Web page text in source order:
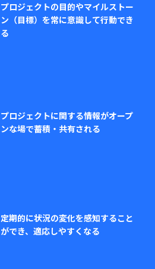
プロジェクトの目的やマイルストー
ン（目標）を常に意識して行動でき
る
プロジェクトに関する情報がオープ
ンな場で蓄積・共有される
定期的に状況の変化を感知すること
ができ、適応しやすくなる